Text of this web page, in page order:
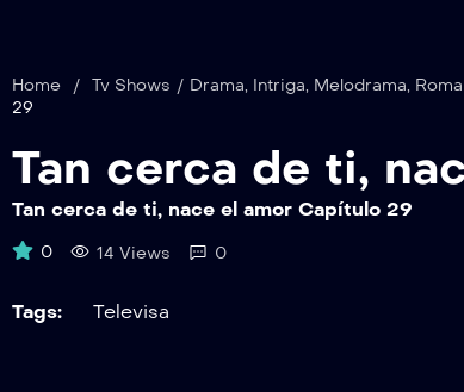
Home / Tv Shows / Drama, Intriga, Melodrama,
29
Tan cerca de ti,
Tan cerca de ti, nace el amor Capítulo 29
0 14 Views 0
Tags: Televisa